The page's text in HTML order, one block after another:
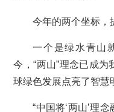
今年的两个坐标
一个是绿水青山
今，“两山”理念已成
球绿色发展点亮了智慧
“中国将‘两山’理